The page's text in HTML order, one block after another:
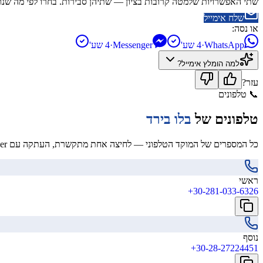
שלח אימייל
או נסה:
WhatsApp
·4 שע' Messenger
·4 שע'
למה הומלץ אימייל?
עזר?
📞 טלפונים
טלפונים של בלו בירד
כל המספרים של המוקד הטלפוני — לחיצה אחת מתקשרת, העתקה עם hover.
ראשי
+30-281-033-6326
נוסף
+30-28-27224451